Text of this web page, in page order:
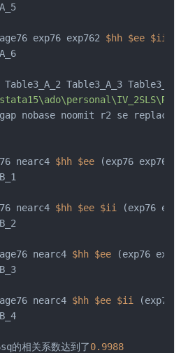
exp76 exp762 $hh $ee $ii
Table3_A_2 Table3_A_3
nearc4 $hh $ee (exp76 exp762
nearc4 $hh $ee $ii
(exp76
nearc4 $hh $ee (exp76
nearc4 $hh $ee $ii
(exp76
的相关系数达到了0.9988